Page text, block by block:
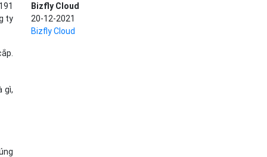
ty
gì,
Bizfly Cloud
20-12-2021
Bizfly Cloud